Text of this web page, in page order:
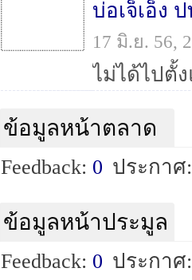
17 มิ.ย. 56,
ไม่ได้ไปตั้
ข้อมูลหน้าตลาด
Feedback: 0 ประกาศ
ข้อมูลหน้าประมูล
Feedback: 0 ประกาศ